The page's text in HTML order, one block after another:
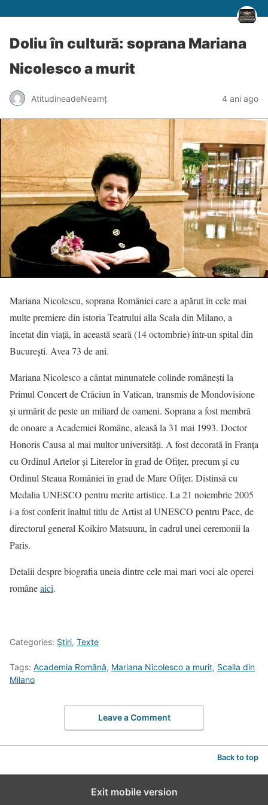
Doliu în cultură: soprana Mariana
Nicolesco a murit
AtitudineadeNeamț 4 ani ago
Mariana Nicolescu, soprana României care a apărut în cele mai
multe premiere din istoria Teatrului alla Scala din Milano, a
încetat din viață, în această seară (14 octombrie) într-un spital din
București. Avea 73 de ani.
Mariana Nicolesco a cântat minunatele colinde româneşti la
Primul Concert de Crăciun în Vatican, transmis de Mondovisione
şi urmărit de peste un miliard de oameni. Soprana a fost membră
de onoare a Academiei Române, aleasă la 31 mai 1993. Doctor
Honoris Causa al mai multor universităţi. A fost decorată în Franţa
cu Ordinul Artelor şi Literelor în grad de Ofiţer, precum şi cu
Ordinul Steaua României în grad de Mare Ofiţer. Distinsă cu
Medalia UNESCO pentru merite artistice. La 21 noiembrie 2005
i-a fost conferit înaltul titlu de Artist al UNESCO pentru Pace, de
directorul general Koikiro Matsuura, în cadrul unei ceremonii la
Paris.
Detalii despre biografia uneia dintre cele mai mari voci ale operei
româneaici.
Categories: Știri, Texte
Tags: Academia Română, Mariana Nicolesco a murit, Scalla din
Milano
Leave a Comment
Back to top
Exit mobile version